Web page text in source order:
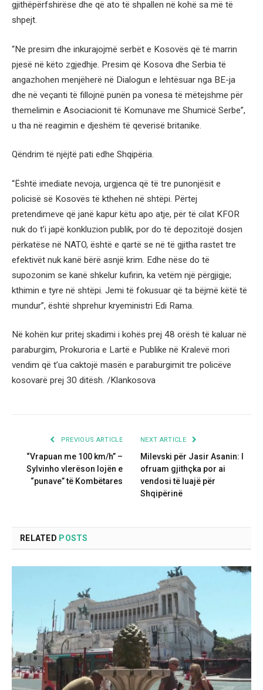
gjithëpërfshirëse dhe që ato të shpallen në kohë sa më të
shpejt.
“Ne presim dhe inkurajojmë serbët e Kosovës që të marrin
pjesë në këto zgjedhje. Presim që Kosova dhe Serbia të
angazhohen menjëherë në Dialogun e lehtësuar nga BE-ja
dhe në veçanti të fillojnë punën pa vonesa të mëtejshme për
themelimin e Asociacionit të Komunave me Shumicë Serbe”,
u tha në reagimin e djeshëm të qeverisë britanike.
Qëndrim të njëjtë pati edhe Shqipëria.
“Është imediate nevoja, urgjenca që të tre punonjësit e
policisë së Kosovës të kthehen në shtëpi. Përtej
pretendimeve që janë kapur këtu apo atje, për të cilat KFOR
nuk do t’i japë konkluzion publik, por do të depozitojë dosjen
përkatëse në NATO, është e qartë se në të gjitha rastet tre
efektivët nuk kanë bërë asnjë krim. Edhe nëse do të
supozonim se kanë shkelur kufirin, ka vetëm një përgjigje;
kthimin e tyre në shtëpi. Jemi të fokusuar që ta bëjmë këtë të
mundur”, është shprehur kryeministri Edi Rama.
Në kohën kur pritej skadimi i kohës prej 48 orësh të kaluar në
paraburgim, Prokuroria e Lartë e Publike në Kralevë mori
vendim që t’ua caktojë masën e paraburgimit tre policëve
kosovarë prej 30 ditësh. /Klankosova
PREVIOUS ARTICLE
“Vrapuan me 100 km/h” –
Sylvinho vlerëson lojën e
“punave” të Kombëtares
NEXT ARTICLE
Milevski për Jasir Asanin: I
ofruam gjithçka por ai
vendosi të luajë për
Shqipërinë
RELATED POSTS